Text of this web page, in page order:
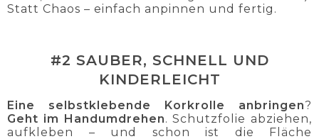
Statt Chaos – einfach anpinnen und fertig.
#2 SAUBER, SCHNELL UND
KINDERLEICHT
Eine selbstklebende Korkrolle anbringen?
Geht im Handumdrehen. Schutzfolie abziehen,
aufkleben – und schon ist die Fläche